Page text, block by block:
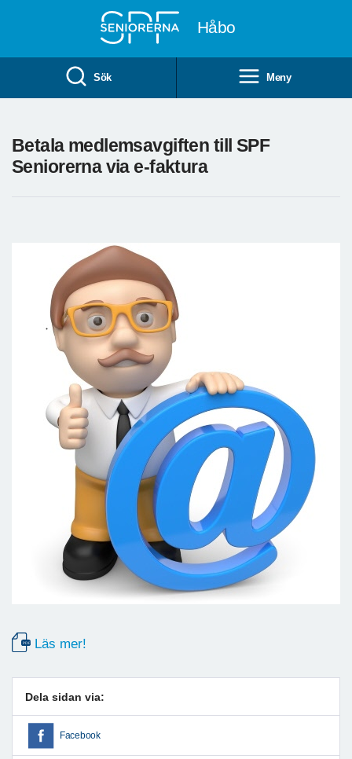
Håbo
Sök Meny
Betala medlemsavgiften till SPF
Seniorerna via e-faktura
Läs mer!
Dela sidan via:
Facebook